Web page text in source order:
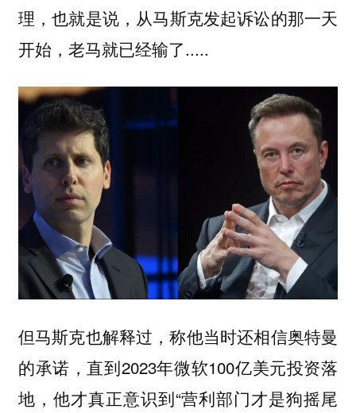
理 ，也就是说，从马斯克发起诉讼的那一天
开始，老马就已经输了.....
但马斯克也解释过，称他当时还相信奥特曼
的承诺，直到2023年微软100亿美元投资落
地，他才真正意识到“营利部门才是狗摇尾